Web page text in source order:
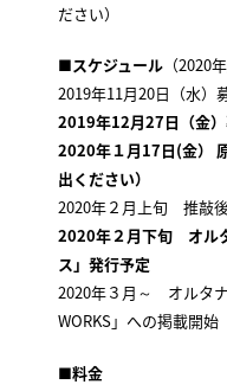
ださい）
■スケジュール（2020
2019年11月20日（水）
2019年12月27日（金
2020年１月17日(金）
出ください）
2020年２月上旬 推敲
2020年２月下旬 オル
ス」発行予定
2020年３月～ オルタ
WORKS」への掲載開始
■料金